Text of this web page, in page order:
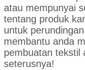
atau mempunyai
tentang produk
untuk
membantu anda
pembuatan tekstil
seterusnya!